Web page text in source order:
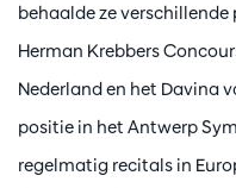
behaalde ze verschillende
Herman Krebbers
Nederland en het Davina
positie in het Antwerp
regelmatig recitals in